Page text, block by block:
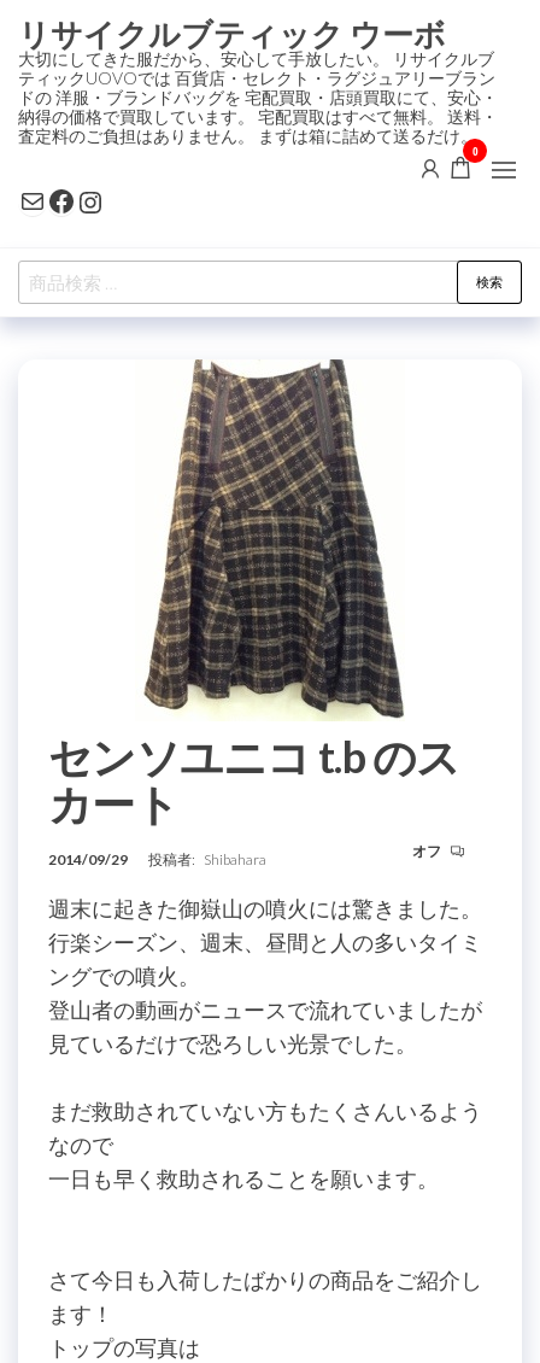
ン
テ
ン
ツ
プ
リサイクルブティック ウーボ
大切にしてきた服だから、安心して手放したい。 リサイクルブ
ティックUOVOでは 百貨店・セレクト・ラグジュアリーブラン
ドの 洋服・ブランドバッグを 宅配買取・店頭買取にて、安心・
納得の価格で買取しています。 宅配買取はすべて無料。 送料・
査定料のご負担はありません。 まずは箱に詰めて送るだけ。
MailFacebook
Instagram
0
検
索
検索
センソユニコ t.b のス
カート
2014/09/29 投稿者: Shibahara オフ
週末に起きた御嶽山の噴火には驚きました。
行楽シーズン、週末、昼間と人の多いタイミ
ングでの噴火。
登山者の動画がニュースで流れていましたが
見ているだけで恐ろしい光景でした。
まだ救助されていない方もたくさんいるよう
なので
一日も早く救助されることを願います。
さて今日も入荷したばかりの商品をご紹介し
ます！
トップの写真は